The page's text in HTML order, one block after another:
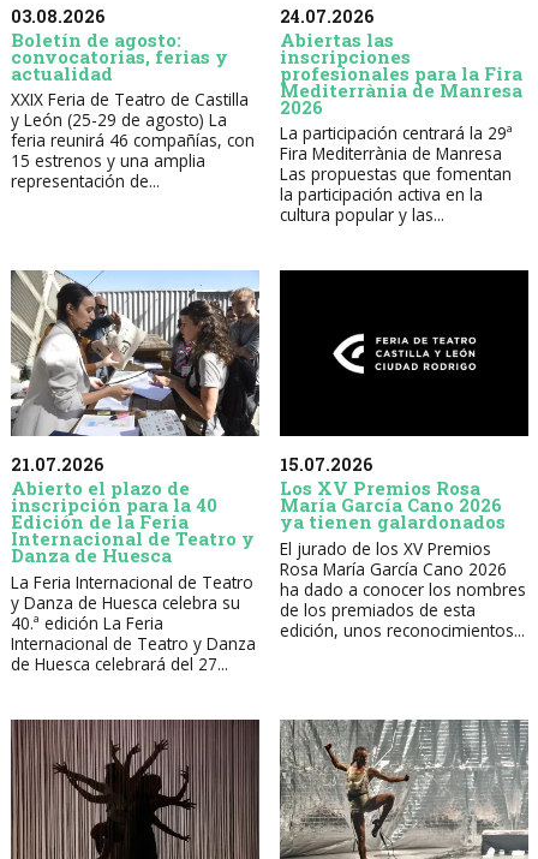
03.08.2026
Boletín de agosto:
convocatorias, ferias y
actualidad
XXIX Feria de Teatro de Castilla
y León (25-29 de agosto) La
feria reunirá 46 compañías, con
15 estrenos y una amplia
representación de...
24.07.2026
Abiertas las
inscripciones
profesionales para la Fira
Mediterrània de Manresa
2026
La participación centrará la 29ª
Fira Mediterrània de Manresa
Las propuestas que fomentan
la participación activa en la
cultura popular y las...
21.07.2026
Abierto el plazo de
inscripción para la 40
Edición de la Feria
Internacional de Teatro y
Danza de Huesca
La Feria Internacional de Teatro
y Danza de Huesca celebra su
40.ª edición La Feria
Internacional de Teatro y Danza
de Huesca celebrará del 27...
15.07.2026
Los XV Premios Rosa
María García Cano 2026
ya tienen galardonados
El jurado de los XV Premios
Rosa María García Cano 2026
ha dado a conocer los nombres
de los premiados de esta
edición, unos reconocimientos...